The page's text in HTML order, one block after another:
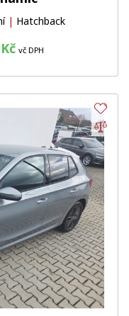
| Hatchback
vč DPH